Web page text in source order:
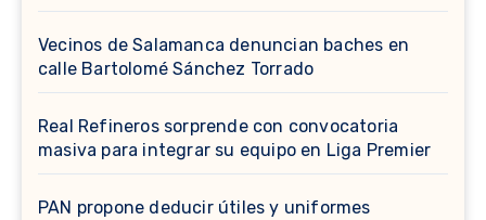
Vecinos de Salamanca denuncian baches en
calle Bartolomé Sánchez Torrado
Real Refineros sorprende con convocatoria
masiva para integrar su equipo en Liga Premier
PAN propone deducir útiles y uniformes